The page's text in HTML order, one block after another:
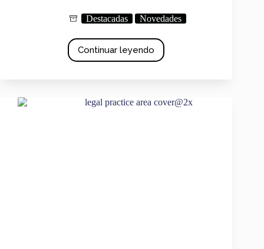
Destacadas Novedades
Continuar leyendo